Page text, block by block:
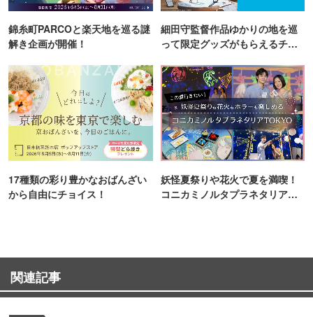
錦糸町PARCOと楽天地を巡る謎
解き企画が開催！
細田守監督作品ゆかりの地を巡
って限定グッズがもらえるチャ
17種類の彩り豊かなおばんざい
から自由にチョイス！
妖怪夏祭りや花火で夏を満喫！
コニカミノルタプラネタリア
関連記事